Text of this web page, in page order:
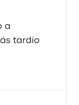
a
tardío